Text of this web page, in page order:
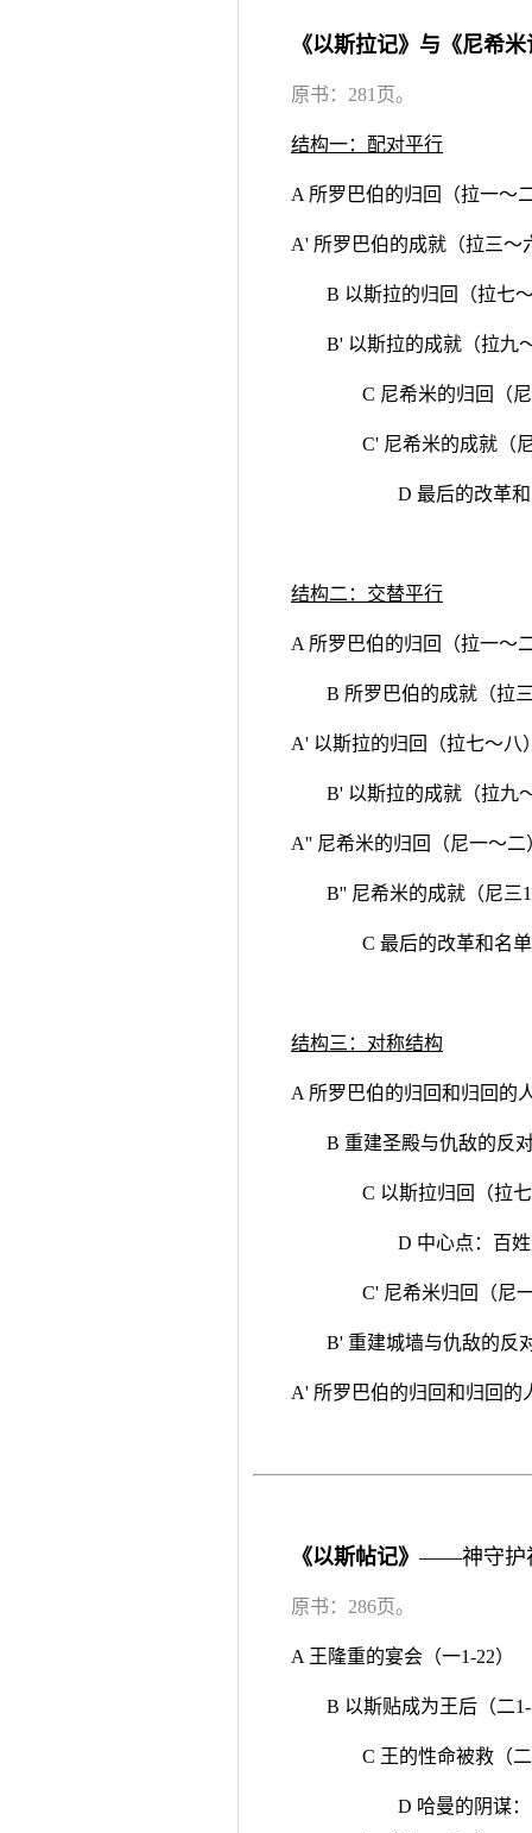
《以斯拉记》与《尼希
原书：281页。
结构一：配对平行
A 所罗巴伯的归回（拉一～
A' 所罗巴伯的成就（拉三～
B 以斯拉的归回（拉七
B' 以斯拉的成就（拉九
C 尼希米的归回（
C' 尼希米的成就（
D 最后的改革
结构二：交替平行
A 所罗巴伯的归回（拉一～
B 所罗巴伯的成就（拉
A' 以斯拉的归回（拉七～八
B' 以斯拉的成就（拉九
A'' 尼希米的归回（尼一～二
B'' 尼希米的成就（尼三
C 最后的改革和名
结构三：对称结构
A 所罗巴伯的归回和归回的
B 重建圣殿与仇敌的反
C 以斯拉归回（拉
D 中心点：百
C' 尼希米归回（尼
B' 重建城墙与仇敌的反
A' 所罗巴伯的归回和归回的
《以斯帖记》——神守护
原书：286页。
A 王隆重的宴会（一1-22）
B 以斯贴成为王后（二
C 王的性命被救（
D 哈曼的阴谋